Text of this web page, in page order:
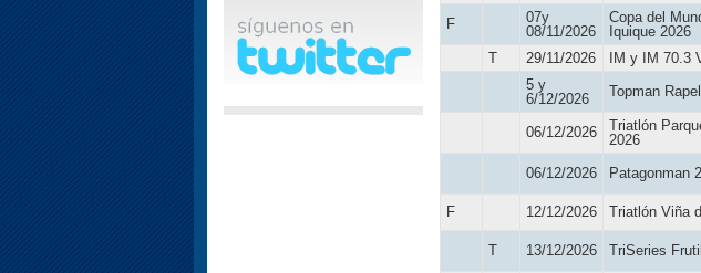
F
07y
08/11/2026
Copa del
Iquique 2026
T 29/11/2026 IM y IM 70.3
5 y
6/12/2026
Topman Rapel
06/12/2026
Triatlón
2026
06/12/2026 Patagonman
F 12/12/2026 Triatlón Viña
T 13/12/2026 TriSeries